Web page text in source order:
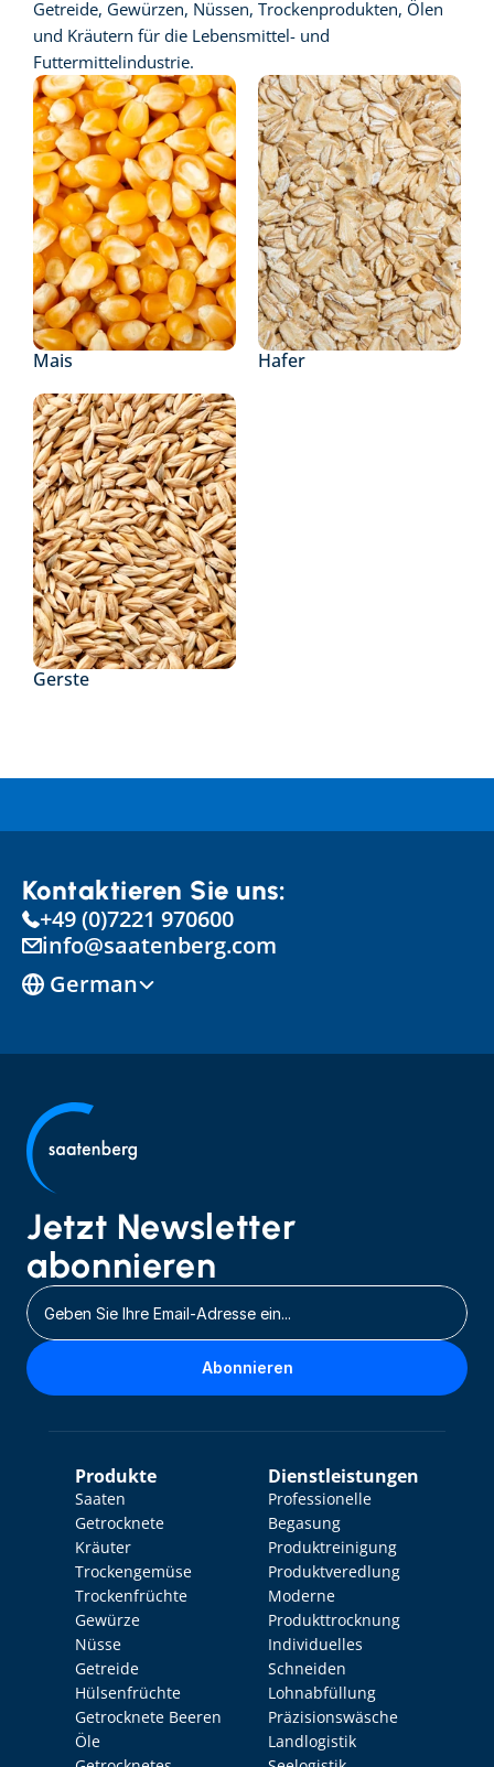
Getreide, Gewürzen, Nüssen, Trockenprodukten, Ölen
und Kräutern für die Lebensmittel- und
Futtermittelindustrie.
Mais Hafer
Gerste
Kontaktieren Sie uns:
+49 (0)7221 970600
info@saatenberg.com
German
Jetzt Newsletter
abonnieren
Abonnieren
Produkte
Saaten
Getrocknete
Kräuter
Trockengemüse
Trockenfrüchte
Gewürze
Nüsse
Getreide
Hülsenfrüchte
Getrocknete Beeren
Öle
Dienstleistungen
Professionelle
Begasung
Produktreinigung
Produktveredlung
Moderne
Produkttrocknung
Individuelles
Schneiden
Lohnabfüllung
Präzisionswäsche
Landlogistik